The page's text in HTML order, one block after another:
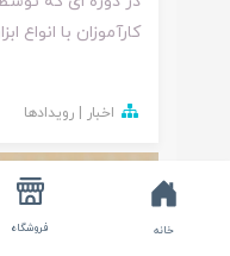
خانه فروشگاه
کارآموزان با انواع
اخبار | رویدادها